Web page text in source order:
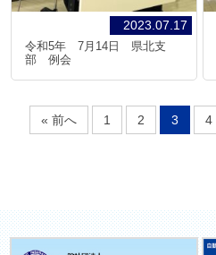
2023.07.17
令和5年 7月14日 県北支
部 例会
« 前へ 1 2 3 4